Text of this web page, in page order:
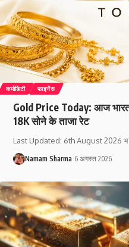
कमोडिटी फाइनेंस
Gold Price Today: आज
18K सोने के ताजा रेट
Last Updated: 6th August 2026
Namam Sharma 6 अगस्त 2026